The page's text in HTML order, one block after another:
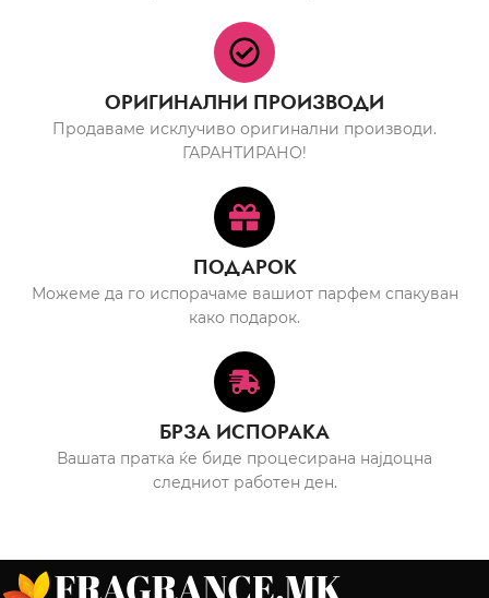
ОРИГИНАЛНИ ПРОИЗВОДИ
Продаваме исклучиво оригинални производи.
ГАРАНТИРАНО!
ПОДАРОК
Можеме да го испорачаме вашиот парфем спакуван
како подарок.
БРЗА ИСПОРАКА
Вашата пратка ќе биде процесирана најдоцна
следниот работен ден.